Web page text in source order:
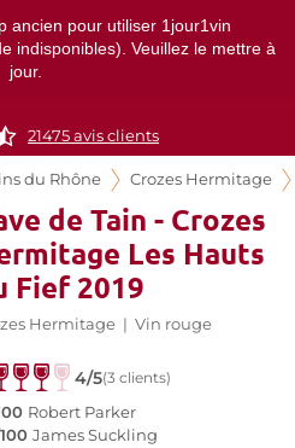
ancien pour utiliser 1jour1vin
indisponibles). Veuillez le mettre à
jour.
21475 avis clients
du Rhône Crozes Hermitage
de Tain - Crozes
Les Hauts
Fief 2019
Hermitage | Vin rouge
4/5(3 clients)
Robert Parker
James Suckling